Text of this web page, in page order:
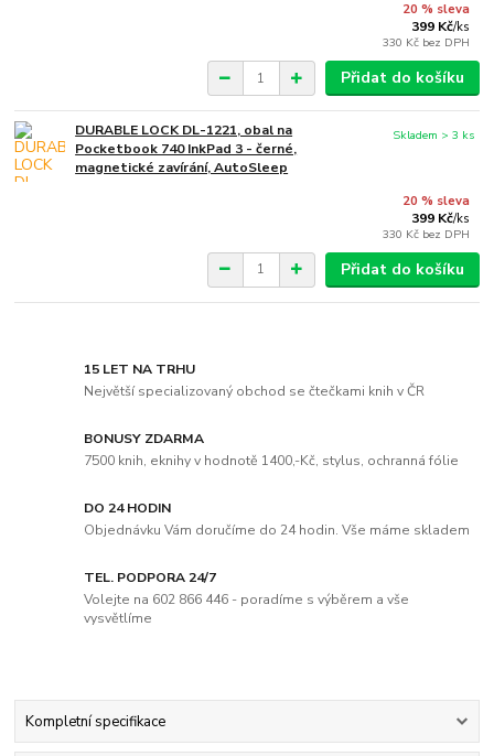
20 % sleva
399 Kč/ks
330 Kč bez DPH
Přidat do košíku
DURABLE LOCK DL-1221, obal na
Pocketbook 740 InkPad 3 - černé,
magnetické zavírání, AutoSleep
20 % sleva
399 Kč/ks
330 Kč bez DPH
Skladem > 3 ks
Přidat do košíku
15 LET NA TRHU
Největší specializovaný obchod se čtečkami knih v ČR
BONUSY ZDARMA
7500 knih, eknihy v hodnotě 1400,-Kč, stylus, ochranná fólie
DO 24 HODIN
Objednávku Vám doručíme do 24 hodin. Vše máme skladem
TEL. PODPORA 24/7
Volejte na 602 866 446 - poradíme s výběrem a vše
vysvětlíme
Kompletní specifikace